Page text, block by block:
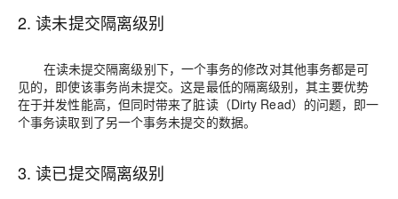
2. 读未提交隔离级别
在读未提交隔离级别下，一个事务的修改对其他事务都是可
见的，即使该事务尚未提交。这是最低的隔离级别，其主要优势
在于并发性能高，但同时带来了脏读（Dirty Read）的问题，即一
个事务读取到了另一个事务未提交的数据。
3. 读已提交隔离级别